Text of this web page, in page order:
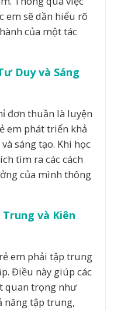
em sẽ dần hiểu rõ
của một tác
Duy và Sáng
đơn thuần là luyện
em phát triển khả
sáng tạo. Khi học
tìm ra các cách
của mình thông
và Kiên
em phải tập trung
Điều này giúp các
quan trọng như
năng tập trung,